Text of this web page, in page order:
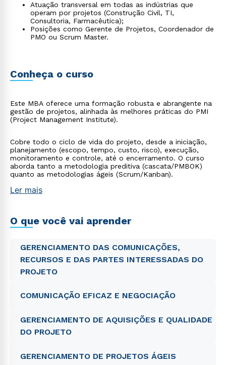
Atuação transversal em todas as indústrias que
operam por projetos (Construção Civil, TI,
Consultoria, Farmacêutica);
Posições como Gerente de Projetos, Coordenador de
PMO ou Scrum Master.
Conheça o curso
Este MBA oferece uma formação robusta e abrangente na
gestão de projetos, alinhada às melhores práticas do PMI
(Project Management Institute).
Cobre todo o ciclo de vida do projeto, desde a iniciação,
planejamento (escopo, tempo, custo, risco), execução,
monitoramento e controle, até o encerramento. O curso
aborda tanto a metodologia preditiva (cascata/PMBOK)
quanto as metodologias ágeis (Scrum/Kanban).
Ler mais
O que você vai aprender
GERENCIAMENTO DAS COMUNICAÇÕES,
RECURSOS E DAS PARTES INTERESSADAS DO
PROJETO
COMUNICAÇÃO EFICAZ E NEGOCIAÇÃO
GERENCIAMENTO DE AQUISIÇÕES E QUALIDADE
DO PROJETO
GERENCIAMENTO DE PROJETOS ÁGEIS